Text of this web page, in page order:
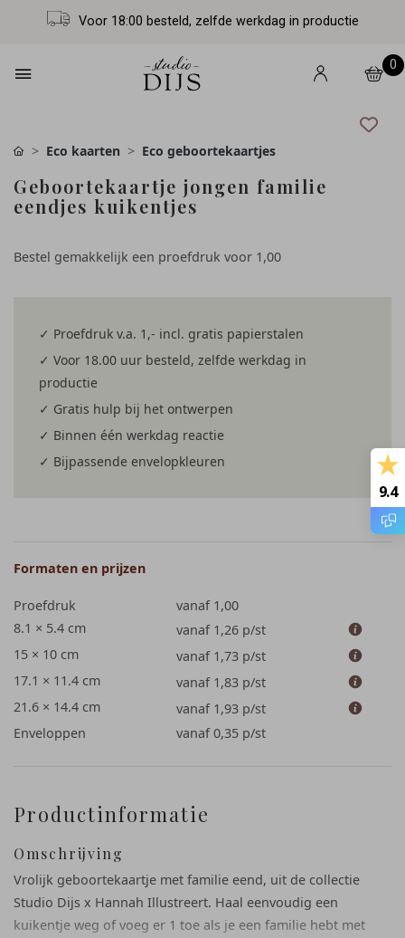
Voor 18:00 besteld, zelfde werkdag in productie
0
Eco kaarten Eco geboortekaartjes
Geboortekaartje jongen familie
eendjes kuikentjes
Bestel gemakkelijk een proefdruk voor 1,00
✓ Proefdruk v.a. 1,- incl. gratis papierstalen
✓ Voor 18.00 uur besteld, zelfde werkdag in
productie
✓ Gratis hulp bij het ontwerpen
✓ Binnen één werkdag reactie
✓ Bijpassende envelopkleuren
Formaten en prijzen
Proefdruk
vanaf 1,00
8.1 × 5.4 cm
vanaf 1,26 p/st
15 × 10 cm
vanaf 1,73 p/st
17.1 × 11.4 cm
vanaf 1,83 p/st
21.6 × 14.4 cm
vanaf 1,93 p/st
Enveloppen
vanaf 0,35 p/st
Productinformatie
Omschrijving
Vrolijk geboortekaartje met familie eend, uit de collectie
Studio Dijs x Hannah Illustreert. Haal eenvoudig een
kuikentje weg of voeg er 1 toe als je een familie hebt met
9.4